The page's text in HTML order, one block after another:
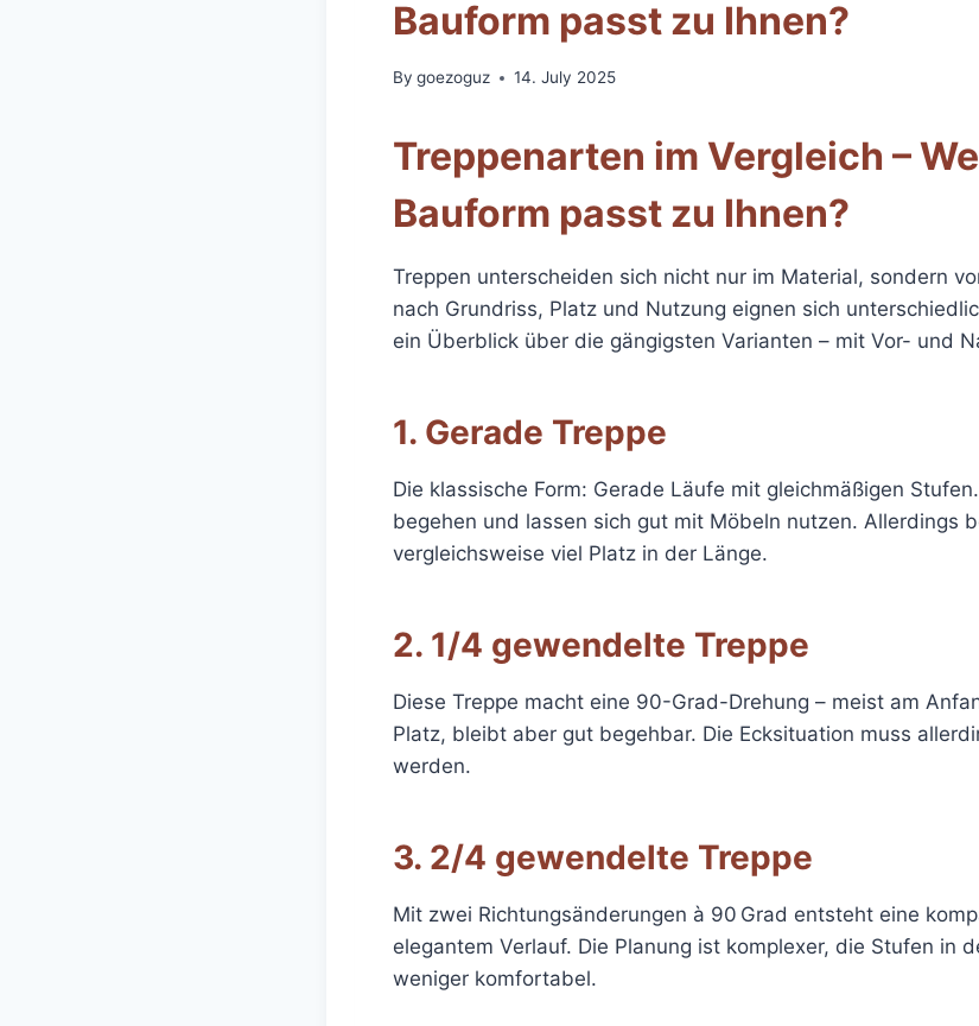
Bauform passt zu Ihnen?
By goezoguz 14. July 2025
Treppenarten im Vergleich –
Bauform passt zu Ihnen?
Treppen unterscheiden sich nicht nur im Material, sondern
nach Grundriss, Platz und Nutzung eignen sich
ein Überblick über die gängigsten Varianten – mit Vor- und
1. Gerade Treppe
Die klassische Form: Gerade Läufe mit gleichmäßigen
begehen und lassen sich gut mit Möbeln nutzen. Allerdings
vergleichsweise viel Platz in der Länge.
2. 1/4 gewendelte Treppe
Diese Treppe macht eine 90-Grad-Drehung – meist am
Platz, bleibt aber gut begehbar. Die Ecksituation muss
werden.
3. 2/4 gewendelte Treppe
Mit zwei Richtungsänderungen à 90 Grad entsteht eine
elegantem Verlauf. Die Planung ist komplexer, die Stufen in
weniger komfortabel.